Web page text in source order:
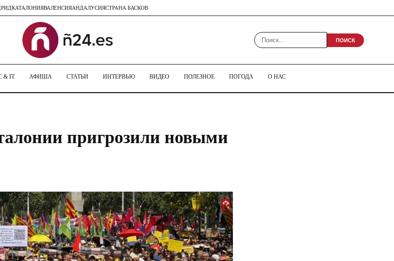
КАТАЛОНИЯВАЛЕНСИЯАНДАЛУСИЯСТРАНА БАСКОВ
ПОИСК
& IT АФИША СТАТЬИ ИНТЕРВЬЮ ВИДЕО ПОЛЕЗНОЕ ПОГОДА О НАС
пригрозили новыми